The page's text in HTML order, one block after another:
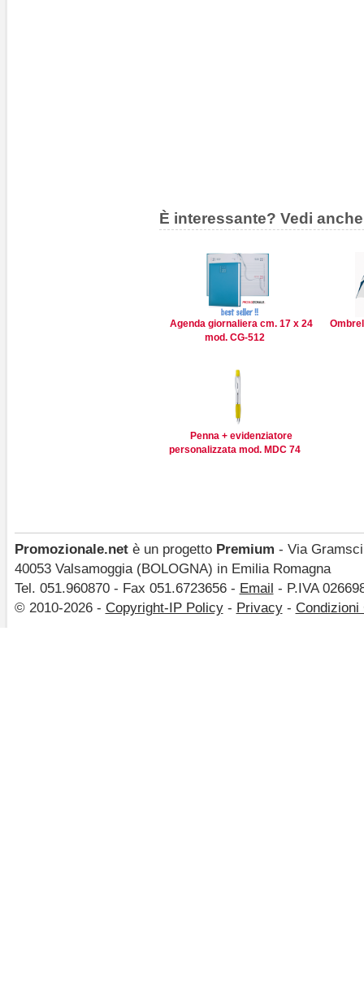
È interessante? Vedi anche
Agenda giornaliera cm. 17 x 24
mod. CG-512
Penna + evidenziatore
personalizzata mod. MDC 74
Promozionale.netè un progetto Premium - Via
40053 Valsamoggia (BOLOGNA) in Emilia Romagna
Tel. 051.960870 - Fax 051.6723656 - Email - P.IVA
© 2010-2026 - Copyright-IP Policy- Privacy- Condizioni